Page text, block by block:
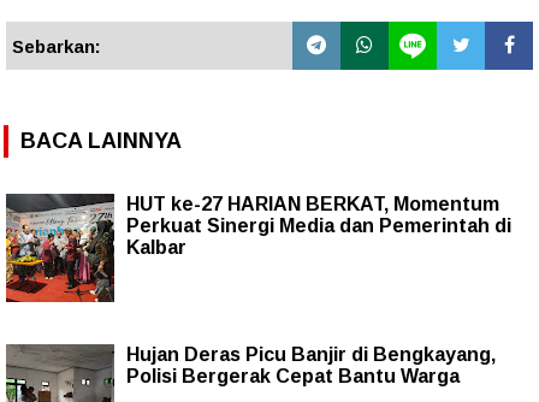
Sebarkan:
BACA LAINNYA
HUT ke-27 HARIAN BERKAT, Momentum
Perkuat Sinergi Media dan Pemerintah di
Kalbar
Hujan Deras Picu Banjir di Bengkayang,
Polisi Bergerak Cepat Bantu Warga